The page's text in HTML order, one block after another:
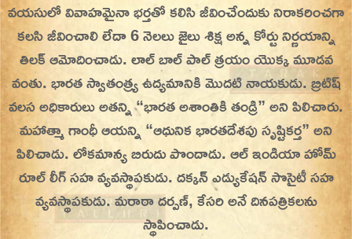
వయసులో వివాహమైనా భర్తతో కలిసి జీవించేందుకు నిరాకరించగా
కలసి జీవించాలి లేదా 6 నెలలు జైలు శిక్ష అన్న కోర్టు నిర్ణయాన్ని
తిలక్ ఆమోదించాడు. లాల్ బాల్ పాల్ త్రయం యొక్క మూడవ
వంతు. భారత స్వాతంత్ర్య ఉద్యమానికి మొదటి నాయకుడు. బ్రిటిష్
వలస అధికారులు అతన్ని “భారత అశాంతికి తండ్రి” అని పిలిచారు.
మహాత్మా గాంధీ ఆయన్ని “ఆధునిక భారతదేశపు సృష్టికర్త” అని
పిలిచాడు. లోకమాన్య బిరుదు పొందాడు. ఆల్ ఇండియా హోమ్
రూల్ లీగ్‌ సహ వ్యవస్థాపకుడు. దక్కన్ ఎడ్యుకేషన్ సొసైటీ సహ
వ్యవస్థాపకుడు. మరాఠా దర్పణ్, కేసరి అనే దినపత్రికలను
స్థాపించాడు.